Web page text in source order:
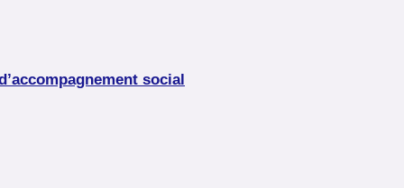
social